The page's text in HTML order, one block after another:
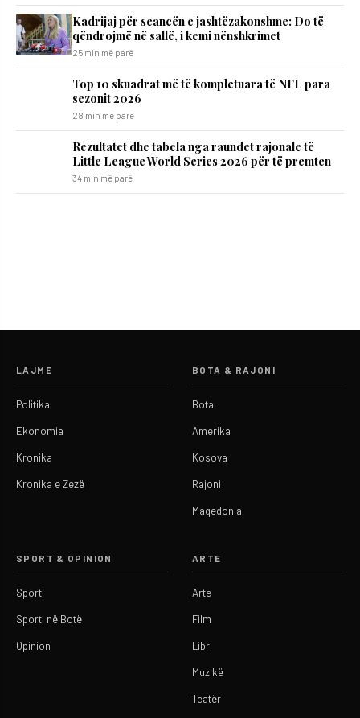
Kadrijaj për seancën e jashtëzakonshme: Do të
qëndrojmë në sallë, i kemi nënshkrimet
25 min më parë
Top 10 skuadrat më të kompletuara të NFL para
sezonit 2026
28 min më parë
Rezultatet dhe tabela nga raundet rajonale të
Little League World Series 2026 për të premten
34 min më parë
LAJME
Politika
Ekonomia
Kronika
Kronika e Zezë
BOTA & RAJONI
Bota
Amerika
Kosova
Rajoni
Maqedonia
SPORT & OPINION
Sporti
Sporti në Botë
Opinion
ARTE
Arte
Film
Libri
Muzikë
Teatër